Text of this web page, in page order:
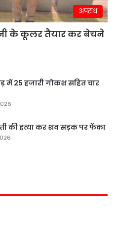
अपराध
के कूलर तैयार कर बेचने
में 25 हजारी गोकश सहित चार
की हत्या कर शव सड़क पर फेंका